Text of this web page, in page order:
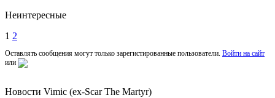
Неинтересные
1 2
Оставлять сообщения могут только зарегистированные пользователи. Войти на сайт
или
Новости Vimic (ex-Scar The Martyr)